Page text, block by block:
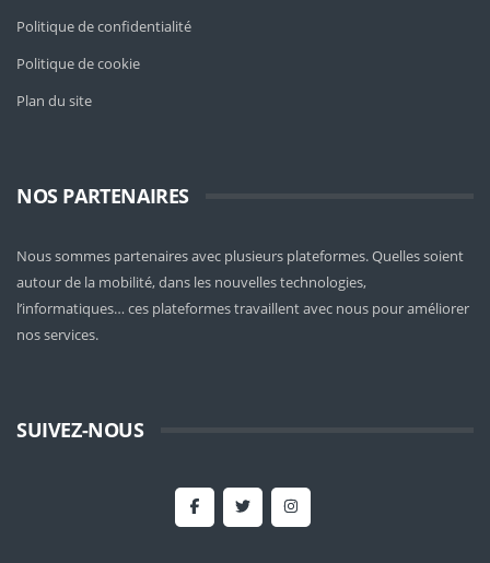
Politique de confidentialité
Politique de cookie
Plan du site
NOS PARTENAIRES
Nous sommes partenaires avec plusieurs plateformes. Quelles soient
autour de la mobilité, dans les nouvelles technologies,
l’informatiques… ces plateformes travaillent avec nous pour améliorer
nos services.
SUIVEZ-NOUS